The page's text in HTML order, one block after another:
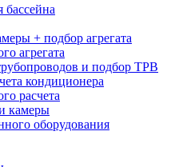
бассейна
+ подбор агрегата
агрегата
и подбор ТРВ
кондиционера
расчета
камеры
оборудования